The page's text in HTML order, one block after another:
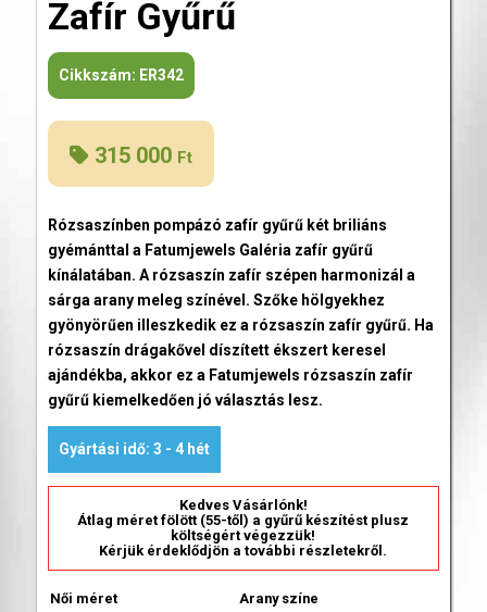
Zafír Gyűrű
Cikkszám: ER342
315 000 Ft
Rózsaszínben pompázó zafír gyűrű két briliáns
gyémánttal a Fatumjewels Galéria zafír gyűrű
kínálatában. A rózsaszín zafír szépen harmonizál a
sárga arany meleg színével. Szőke hölgyekhez
gyönyörűen illeszkedik ez a rózsaszín zafír gyűrű. Ha
rózsaszín drágakővel díszített ékszert keresel
ajándékba, akkor ez a Fatumjewels rózsaszín zafír
gyűrű kiemelkedően jó választás lesz.
Gyártási idő: 3 - 4 hét
Kedves Vásárlónk!
Átlag méret fölött (55-től) a gyűrű készítést plusz
költségért végezzük!
Kérjük érdeklődjön a további részletekről.
Női méret Arany színe